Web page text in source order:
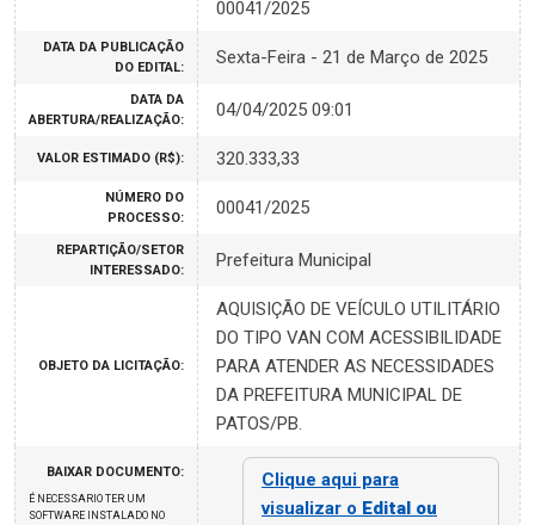
00041/2025
DATA DA PUBLICAÇÃO
DO EDITAL:
Sexta-Feira - 21 de Março de 2025
DATA DA
ABERTURA/REALIZAÇÃO:
04/04/2025 09:01
VALOR ESTIMADO (R$): 320.333,33
NÚMERO DO
PROCESSO:
00041/2025
REPARTIÇÃO/SETOR
INTERESSADO:
Prefeitura Municipal
OBJETO DA LICITAÇÃO:
AQUISIÇÃO DE VEÍCULO UTILITÁRIO
DO TIPO VAN COM ACESSIBILIDADE
PARA ATENDER AS NECESSIDADES
DA PREFEITURA MUNICIPAL DE
PATOS/PB.
BAIXAR DOCUMENTO:
É NECESSARIO TER UM
SOFTWARE INSTALADO NO
Clique aqui para
visualizar o Edital ou